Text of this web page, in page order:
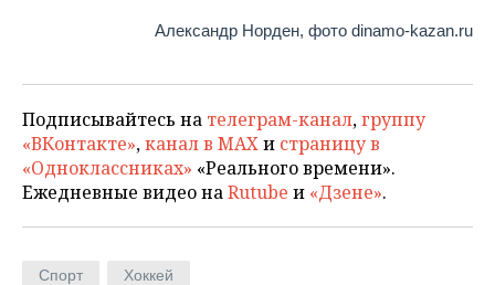
Александр Норден, фото dinamo-kazan.ru
Подписывайтесь на телеграм-канал,группу
«ВКонтакте»,канал в MAXи страницу в
«Одноклассниках» «Реального времени».
Ежедневные видео наRutube и «Дзене».
Спорт Хоккей